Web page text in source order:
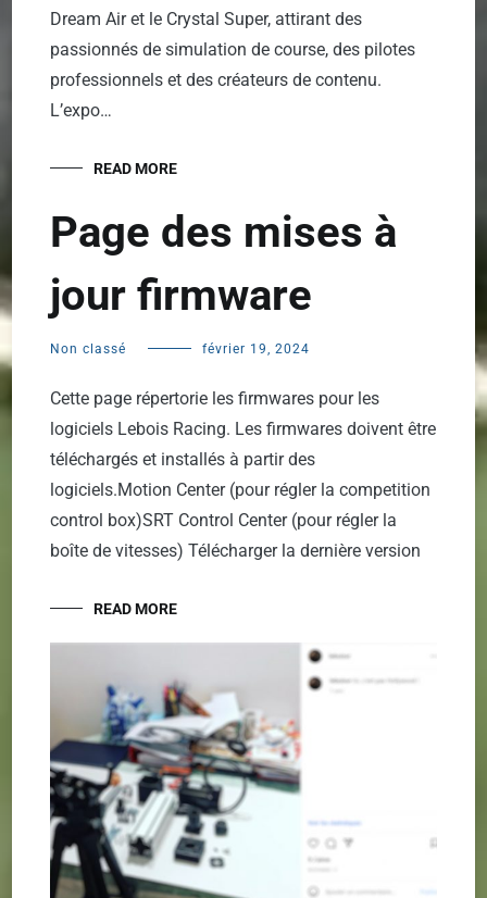
Dream Air et le Crystal Super, attirant des
passionnés de simulation de course, des pilotes
professionnels et des créateurs de contenu.
L’expo…
READ MORE
Page des mises à
jour firmware
Non classé février 19, 2024
Cette page répertorie les firmwares pour les
logiciels Lebois Racing. Les firmwares doivent être
téléchargés et installés à partir des
logiciels.Motion Center (pour régler la competition
control box)SRT Control Center (pour régler la
boîte de vitesses) Télécharger la dernière version
READ MORE